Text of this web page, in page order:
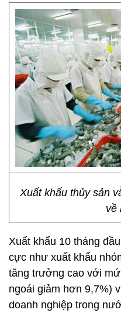
Xuất khẩu thủy sản
về
Xuất khẩu 10 tháng
cực như xuất khẩu
tăng trưởng cao với
ngoái giảm hơn 9,7%)
doanh nghiệp trong